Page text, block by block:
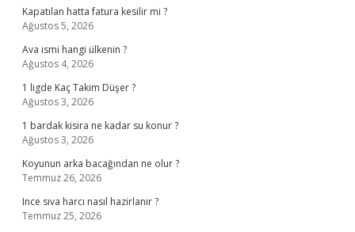
Kapatılan hatta fatura kesilir mi ?
Ağustos 5, 2026
Ava ismi hangi ülkenin ?
Ağustos 4, 2026
1 ligde Kaç Takim Düşer ?
Ağustos 3, 2026
1 bardak kisira ne kadar su konur ?
Ağustos 3, 2026
Koyunun arka bacağından ne olur ?
Temmuz 26, 2026
Ince sıva harcı nasıl hazirlanir ?
Temmuz 25, 2026